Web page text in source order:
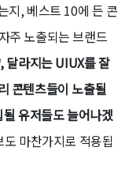
지, 베스트 10에 든 콘
주 노출되는 브랜드
달라지는 UIUX를 잘
콘텐츠들이 노출될
유저들도 늘어나겠
마찬가지로 적용됩